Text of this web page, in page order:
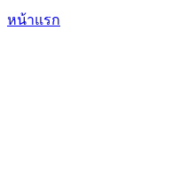
หน้าแรก